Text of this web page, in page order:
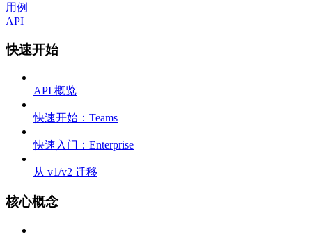
用例
API
快速开始
API 概览
快速开始：Teams
快速入门：Enterprise
从 v1/v2 迁移
核心概念